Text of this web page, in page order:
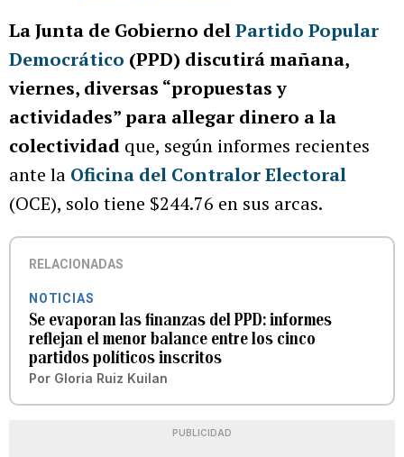
La Junta de Gobierno delPartido Popular
Democrático (PPD) discutirá mañana,
viernes, diversas “propuestas y
actividades” para allegar dinero a la
colectividad que, según informes recientes
ante la Oficina del Contralor Electoral
(OCE), solo tiene $244.76 en sus arcas.
RELACIONADAS
NOTICIAS
Se evaporan las finanzas del PPD: informes
reflejan el menor balance entre los cinco
partidos políticos inscritos
Por Gloria Ruiz Kuilan
PUBLICIDAD